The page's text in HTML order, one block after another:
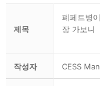
제목
폐페트병
장 가보니
작성자 CESS